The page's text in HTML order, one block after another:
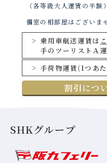
（各等級大人運賃の半額
個室の相部屋はございま
乗用車航送運賃は
手のツーリストＡ運
手荷物運賃(1つあ
割引につ
SHKグループ